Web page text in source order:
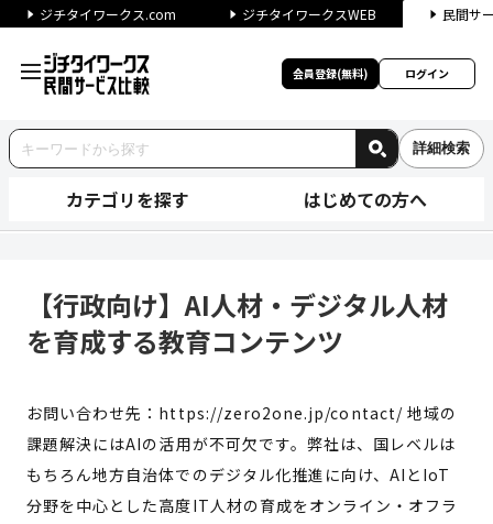
ジチタイワークス.com ジチタイワークスWEB 民間サ
会員登録(無料) ログイン
詳細検索
カテゴリを探す はじめての方へ
【行政向け】AI人材・デジタル人材
を育成する教育コンテンツ
お問い合わせ先：https://zero2one.jp/contact/ 地域の
課題解決にはAIの活用が不可欠です。弊社は、国レベルは
もちろん地方自治体でのデジタル化推進に向け、AIとIoT
分野を中心とした高度IT人材の育成をオンライン・オフラ